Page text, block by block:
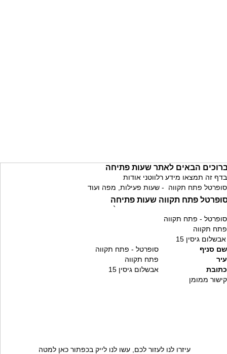
הבאים לאתר שעות פתיחה
בדף זה תמצאו מידע רלווטני אודות
סופרטל פתח תקווה - שעות פעילות, מפה ועוד
פתח תקווה שעות פתיחה
`
סופרטל - פתח תקווה
פתח תקווה
אבשלום גיסין 15
שם סניף
סופרטל - פתח תקווה
עיר
פתח תקווה
כתובת
אבשלום גיסין 15
קישור ממומן
עיזרו לנו לעזור לכם, עשו לנו לייק בכפתור כאן למטה